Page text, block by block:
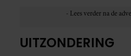
UITZONDERING